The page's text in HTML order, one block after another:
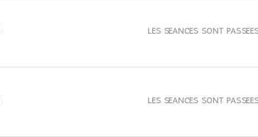
LES SÉANCES SONT PASSÉES
LES SÉANCES SONT PASSÉES